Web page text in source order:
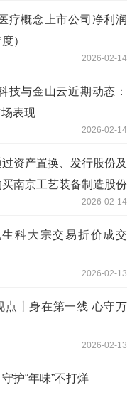
疗概念上市公司净利润
）
2026-02-14
技与金山云近期动态：
表现
2026-02-14
资产置换、发行股份及
南京工艺装备制造股份
2026-02-14
科大宗交易折价成交
2026-02-13
点丨身在第一线 心守万
2026-02-13
护“年味”不打烊